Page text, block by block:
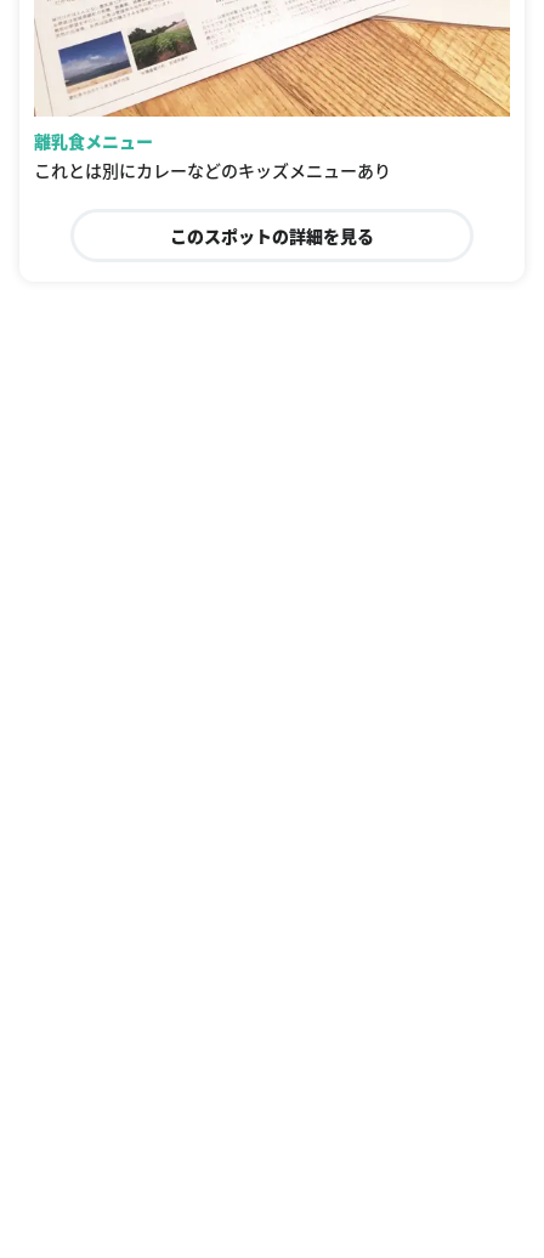
離乳食メニュー
これとは別にカレーなどのキッズメニューあり
このスポットの詳細を見る